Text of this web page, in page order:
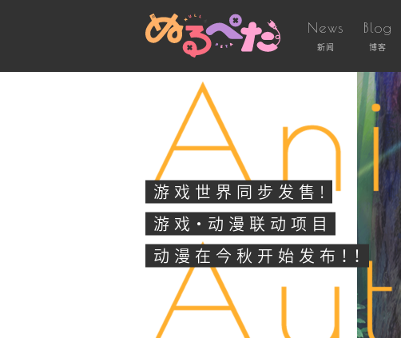
News
新闻
Blog
博客
新闻资讯
博客
游戏世界同步发售!
游戏・动漫联动项目
动漫在今秋开始发布！！